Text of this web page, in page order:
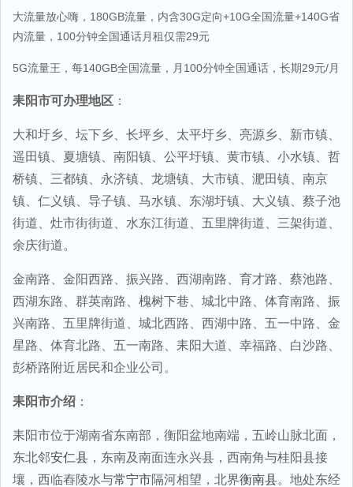
大流量放心嗨，180GB流量，内含30G定向+10G全国流量+140G省
内流量，100分钟全国通话月租仅需29元
5G流量王，每140GB全国流量，月100分钟全国通话，长期29元/月
耒阳市可办理地区 ：
大和圩乡、坛下乡、长坪乡、太平圩乡、亮源乡、新市镇、
遥田镇、夏塘镇、南阳镇、公平圩镇、黄市镇、小水镇、哲
桥镇、三都镇、永济镇、龙塘镇、大市镇、淝田镇、南京
镇、仁义镇、导子镇、马水镇、东湖圩镇、大义镇、蔡子池
街道、灶市街街道、水东江街道、五里牌街道、三架街道、
余庆街道。
金南路、金阳西路、振兴路、西湖南路、育才路、蔡池路、
西湖东路、群英南路、槐树下巷、城北中路、体育南路、振
兴南路、五里牌街道、城北西路、西湖中路、五一中路、金
星路、体育北路、五一南路、耒阳大道、幸福路、白沙路、
彭桥路附近居民和企业公司。
耒阳市介绍 ：
耒阳市位于湖南省东南部，衡阳盆地南端，五岭山脉北面，
东北邻安仁县 ，东南及南面连永兴县，西南角与桂阳县接
壤，西临舂陵水与常宁市隔河相望，北界衡南县。地处东经